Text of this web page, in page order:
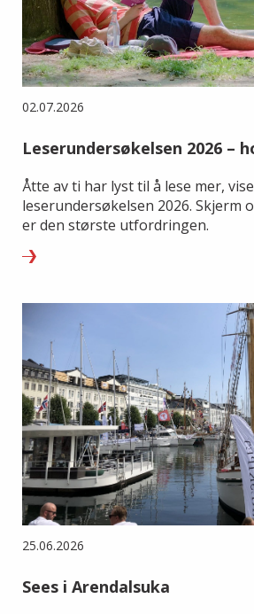
02.07.2026
Leserundersøkelsen 2026 –
Åtte av ti har lyst til å lese mer,
leserundersøkelsen 2026. Skjerm
er den største utfordringen.
25.06.2026
Sees i Arendalsuka